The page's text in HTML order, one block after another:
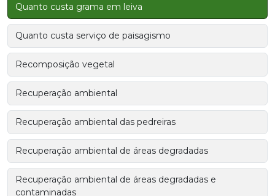
Quanto custa grama em leiva
Quanto custa serviço de paisagismo
Recomposição vegetal
Recuperação ambiental
Recuperação ambiental das pedreiras
Recuperação ambiental de áreas degradadas
Recuperação ambiental de áreas degradadas e
contaminadas